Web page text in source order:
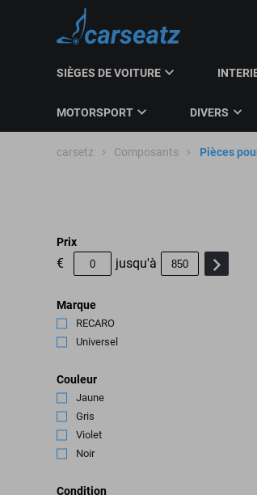
SIÈGES DE VOITURE
MOTORSPORT DIVERS
carsetz Composants Pièces
Prix
€ jusqu'à
Marque
RECARO
Universel
Couleur
Jaune
Gris
Violet
Noir
Condition